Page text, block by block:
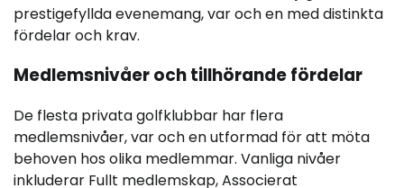
prestigefyllda evenemang, var och en med distinkta
fördelar och krav.
Medlemsnivåer och tillhörande fördelar
De flesta privata golfklubbar har flera
medlemsnivåer, var och en utformad för att möta
behoven hos olika medlemmar. Vanliga nivåer
inkluderar Fullt medlemskap, Associerat